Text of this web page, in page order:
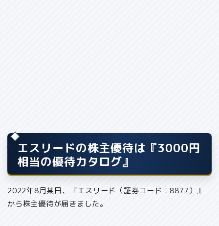
エスリードの株主優待は『3000円
相当の優待カタログ』
2022年8月某日、『エスリード（証券コード：8877）』
から株主優待が届きました。